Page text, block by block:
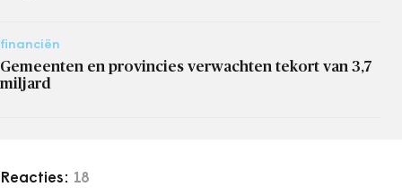
financiën
Gemeenten en provincies verwachten tekort van 3,7
miljard
Reacties: 18